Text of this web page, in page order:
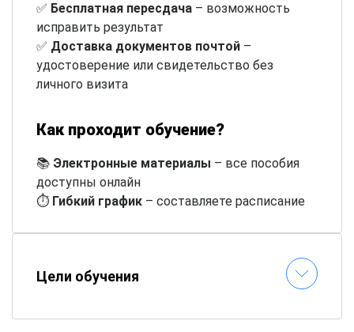
✅ Бесплатная пересдача – возможность
исправить результат
✅ Доставка документов почтой –
удостоверение или свидетельство без
личного визита
Как проходит обучение?
📚 Электронные материалы – все пособия
доступны онлайн
⏱ Гибкий график – составляете расписание
📝Онлайн-тестирование– сдавайте
✉Быстрая выдача документов
Цели обучения